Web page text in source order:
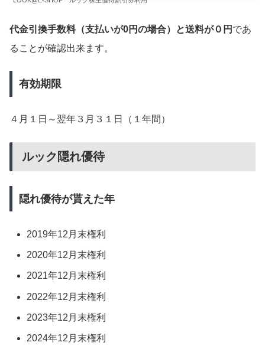
代金引換手数料（支払いが0円の場合）と送料が０円 であ
ることが確認出来ます。
有効期限
４月１日～翌年３月３１日（１年間）
ルック隠れ優待
隠れ優待が貰えた年
2019年12月末権利
2020年12月末権利
2021年12月末権利
2022年12月末権利
2023年12月末権利
2024年12月末権利